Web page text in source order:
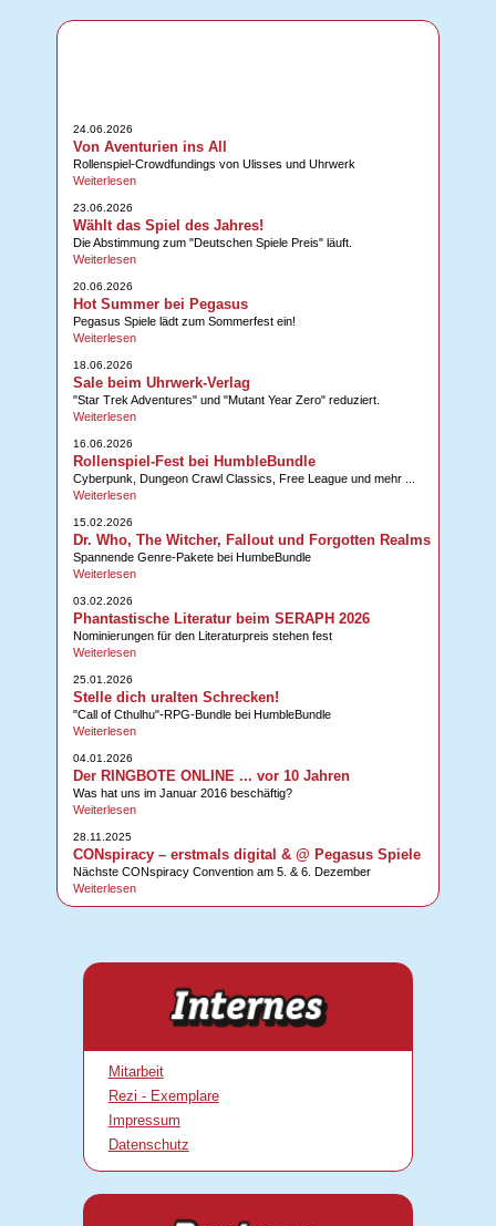
24.06.2026
Von Aventurien ins All
Rollenspiel-Crowdfundings von Ulisses und Uhrwerk
Weiterlesen
23.06.2026
Wählt das Spiel des Jahres!
Die Abstimmung zum "Deutschen Spiele Preis" läuft.
Weiterlesen
20.06.2026
Hot Summer bei Pegasus
Pegasus Spiele lädt zum Sommerfest ein!
Weiterlesen
18.06.2026
Sale beim Uhrwerk-Verlag
"Star Trek Adventures" und "Mutant Year Zero" reduziert.
Weiterlesen
16.06.2026
Rollenspiel-Fest bei HumbleBundle
Cyberpunk, Dungeon Crawl Classics, Free League und mehr ...
Weiterlesen
15.02.2026
Dr. Who, The Witcher, Fallout und Forgotten Realms
Spannende Genre-Pakete bei HumbeBundle
Weiterlesen
03.02.2026
Phantastische Literatur beim SERAPH 2026
Nominierungen für den Literaturpreis stehen fest
Weiterlesen
25.01.2026
Stelle dich uralten Schrecken!
"Call of Cthulhu"-RPG-Bundle bei HumbleBundle
Weiterlesen
04.01.2026
Der RINGBOTE ONLINE ... vor 10 Jahren
Was hat uns im Januar 2016 beschäftig?
Weiterlesen
28.11.2025
CONspiracy – erstmals digital & @ Pegasus Spiele
Nächste CONspiracy Convention am 5. & 6. Dezember
Weiterlesen
Mitarbeit
Rezi - Exemplare
Impressum
Datenschutz